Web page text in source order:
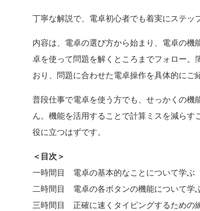
丁寧な解説で、電卓初心者でも着実にステッ
内容は、電卓の選び方から始まり、電卓の
卓を使って問題を解くところまでフォロー
おり、問題に合わせた電卓操作を具体的にご
普段仕事で電卓を使う方でも、せっかくの
ん。機能を活用することで計算ミスを減ら
役に立つはずです。
＜目次＞
一時間目 電卓の基本的なことについて学ぶ
二時間目 電卓の各ボタンの機能について学
三時間目 正確に速くタイピングするための